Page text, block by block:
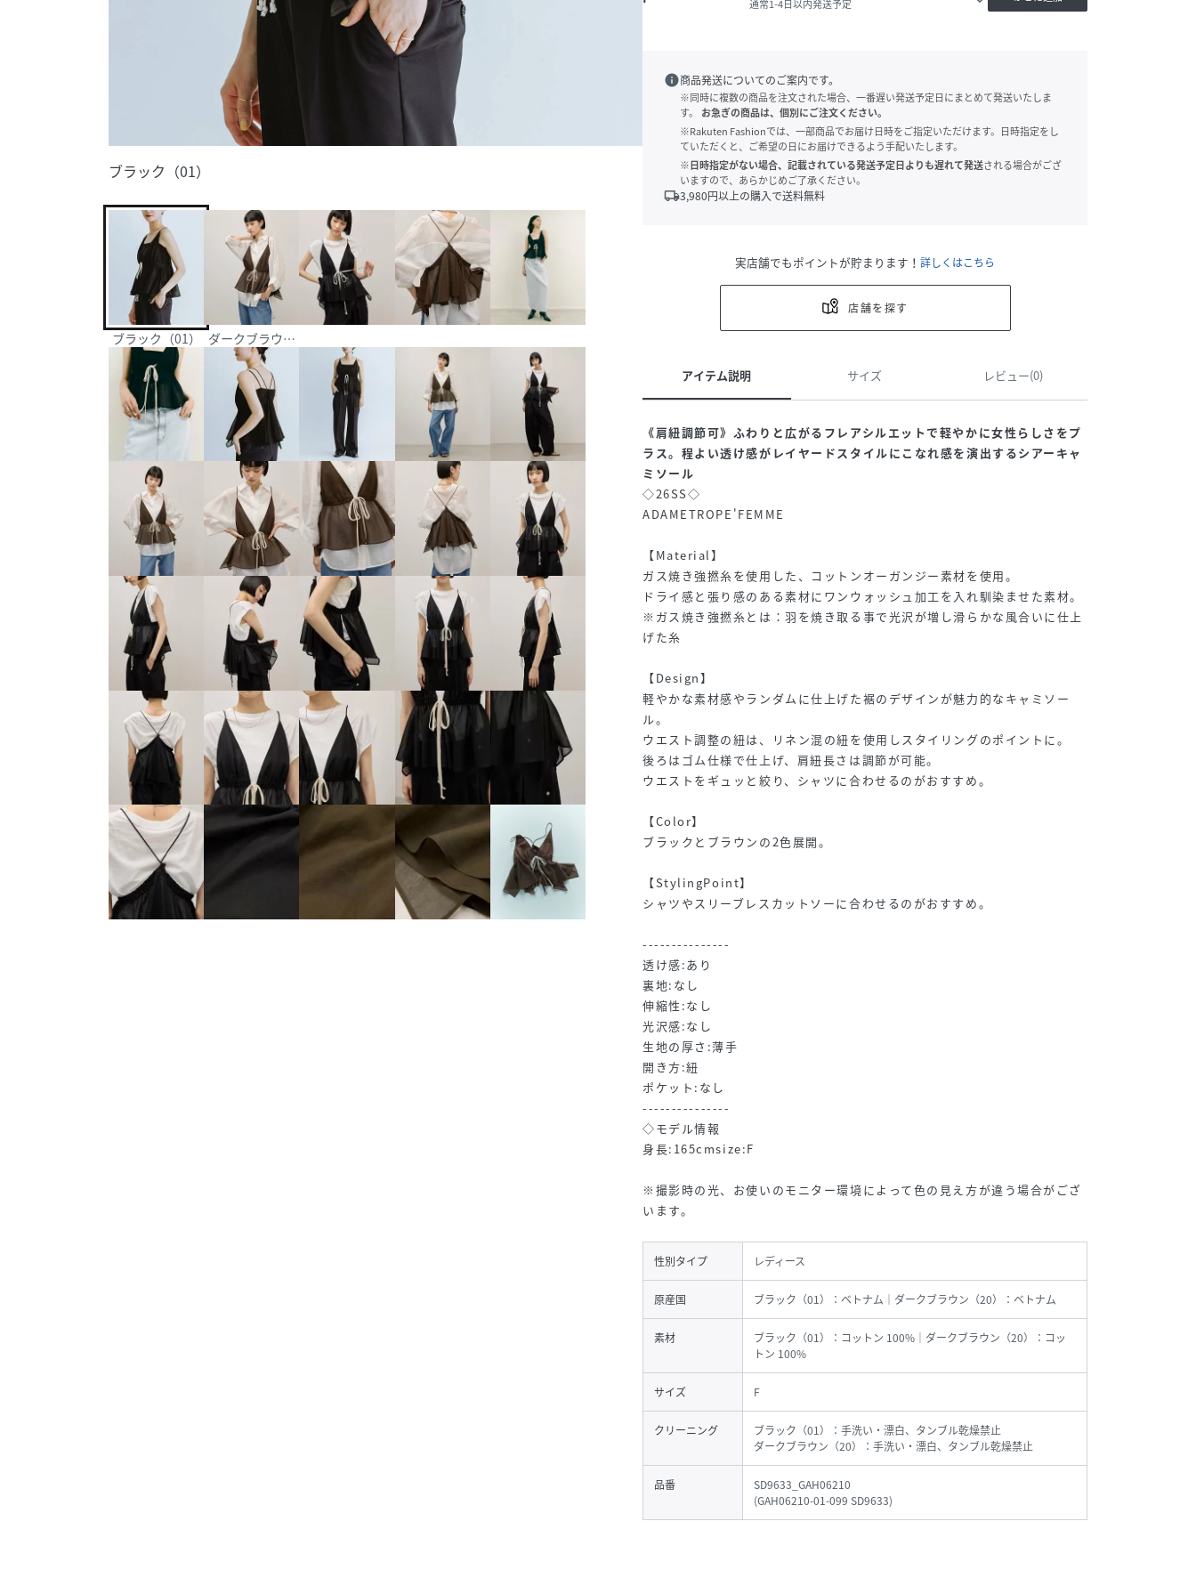
ブラック（01）
ブラック（01） ダークブラウン（20）
通常1-4日以内発送予定
info商品発送についてのご案内です。
※同時に複数の商品を注文された場合、一番遅い発送予定日にまとめて発送いたしま
す。
お急ぎの商品は、個別にご注文ください。
※Rakuten Fashionでは、一部商品でお届け日時をご指定いただけます。日時指定をし
ていただくと、ご希望の日にお届けできるよう手配いたします。
※日時指定がない場合、記載されている発送予定日よりも遅れて発送される場合がござ
いますので、あらかじめご了承ください。
local_shipping3,980円以上の購入で送料無料
実店舗でもポイントが貯まります！ 詳しくはこちら
店舗を探す
アイテム説明 サイズ レビュー(0)
《肩紐調節可》ふわりと広がるフレアシルエットで軽やかに女性らしさをプ
ラス。程よい透け感がレイヤードスタイルにこなれ感を演出するシアーキャ
ミソール
◇26SS◇
ADAMETROPE'FEMME
【Material】
ガス焼き強撚糸を使用した、コットンオーガンジー素材を使用。
ドライ感と張り感のある素材にワンウォッシュ加工を入れ馴染ませた素材。
※ガス焼き強撚糸とは：羽を焼き取る事で光沢が増し滑らかな風合いに仕上
げた糸
【Design】
軽やかな素材感やランダムに仕上げた裾のデザインが魅力的なキャミソー
ル。
ウエスト調整の紐は、リネン混の紐を使用しスタイリングのポイントに。
後ろはゴム仕様で仕上げ、肩紐長さは調節が可能。
ウエストをギュッと絞り、シャツに合わせるのがおすすめ。
【Color】
ブラックとブラウンの2色展開。
【StylingPoint】
シャツやスリーブレスカットソーに合わせるのがおすすめ。
---------------
透け感:あり
裏地:なし
伸縮性:なし
光沢感:なし
生地の厚さ:薄手
開き方:紐
ポケット:なし
---------------
◇モデル情報
身長:165cmsize:F
※撮影時の光、お使いのモニター環境によって色の見え方が違う場合がござ
います。
性別タイプ レディース
原産国 ブラック（01）：ベトナム｜ダークブラウン（20）：ベトナム
素材
ブラック（01）：コットン 100%｜ダークブラウン（20）：コッ
トン 100%
サイズ F
クリーニング
ブラック（01）：手洗い・漂白、タンブル乾燥禁止
ダークブラウン（20）：手洗い・漂白、タンブル乾燥禁止
品番
SD9633_GAH06210
(GAH06210-01-099 SD9633)